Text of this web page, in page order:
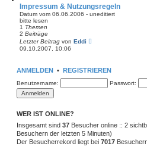
e
i
g
Impressum & Nutzungsregeln
Datum vom 06.06.2006 - uneditiert
bitte lesen
1 Themen
2 Beiträge
Letzter Beitrag von Eddi
t
e
a
g
09.10.2007, 10:06
ANMELDEN • REGISTRIEREN
Benutzername: Passwort:
WER IST ONLINE?
Insgesamt sind 37 Besucher online :: 2
Besuchern der letzten 5 Minuten)
Der Besucherrekord liegt bei 7017